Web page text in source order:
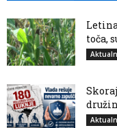
toča,